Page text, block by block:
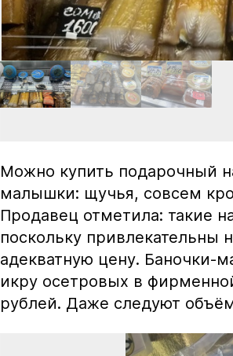
Можно купить подарочный
малышки: щучья, совсем
Продавец отметила: такие
поскольку привлекательны
адекватную цену. Баночки-
икру осетровых в
рублей. Даже следуют